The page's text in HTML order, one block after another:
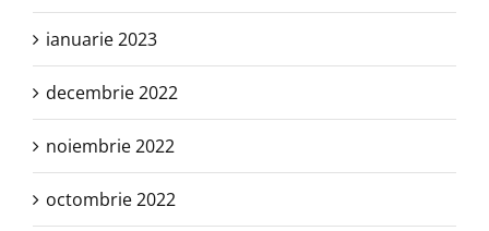
ianuarie 2023
decembrie 2022
noiembrie 2022
octombrie 2022